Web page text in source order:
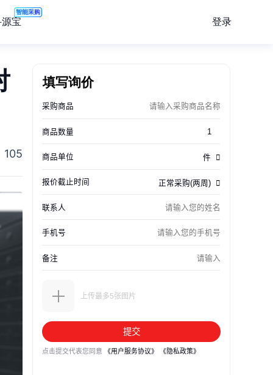
宝
智能采购
登录
105